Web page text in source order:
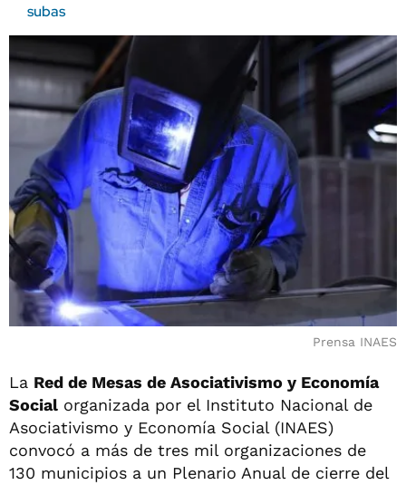
subas
Prensa INAES
La Red de Mesas de Asociativismo y Economía
Social organizada por el Instituto Nacional de
Asociativismo y Economía Social (INAES)
convocó a más de tres mil organizaciones de
130 municipios a un Plenario Anual de cierre del